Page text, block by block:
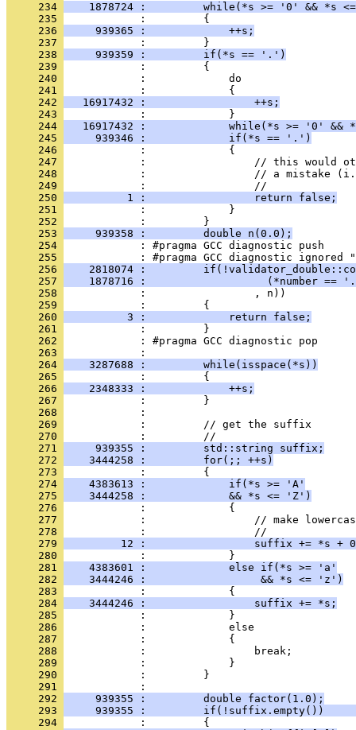
     234
1878724 :         while(*s >= '0' && *s
     235
            :         {
     236
     939365 :             ++s;
     237
            :         }
     238
     939359 :         if(*s == '.')
     239
            :         {
     240
            :             do
     241
            :             {
     242
   16917432 :                 ++s;
     243
            :             }
     244
16917432 :             while(*s >= '0' &&
     245
     939346 :             if(*s == '.')
     246
            :             {
     247
:                 // this would
     248
:                 // a mistake
     249
            :                 //
     250
          1 :                 return false;
     251
            :             }
     252
            :         }
     253
     939358 :         double n(0.0);
     254
            : #pragma GCC diagnostic push
     255
: #pragma GCC diagnostic ignored
     256
2818074 :
     257
1878716 :                   (*number ==
     258
            :                 , n))
     259
            :         {
     260
          3 :             return false;
     261
            :         }
     262
            : #pragma GCC diagnostic pop
     263
            :
     264
    3287688 :         while(isspace(*s))
     265
            :         {
     266
    2348333 :             ++s;
     267
            :         }
     268
            :
     269
            :         // get the suffix
     270
            :         //
     271
     939355 :         std::string suffix;
     272
    3444258 :         for(;; ++s)
     273
            :         {
     274
    4383613 :             if(*s >= 'A'
     275
    3444258 :             && *s <= 'Z')
     276
            :             {
     277
:                 // make
     278
            :                 //
     279
12 :                 suffix += *s +
     280
            :             }
     281
    4383601 :             else if(*s >= 'a'
     282
    3444246 :                  && *s <= 'z')
     283
            :             {
     284
    3444246 :                 suffix += *s;
     285
            :             }
     286
            :             else
     287
            :             {
     288
            :                 break;
     289
            :             }
     290
            :         }
     291
            :
     292
     939355 :         double factor(1.0);
     293
939355 :         if(!suffix.empty())
     294
            :         {